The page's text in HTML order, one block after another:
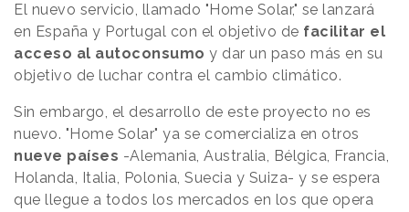
El nuevo servicio, llamado "Home Solar," se lanzará
en España y Portugal con el objetivo de facilitar el
acceso al autoconsumo y dar un paso más en su
objetivo de luchar contra el cambio climático.
Sin embargo, el desarrollo de este proyecto no es
nuevo. "Home Solar" ya se comercializa en otros
nueve países -Alemania, Australia, Bélgica, Francia,
Holanda, Italia, Polonia, Suecia y Suiza- y se espera
que llegue a todos los mercados en los que opera